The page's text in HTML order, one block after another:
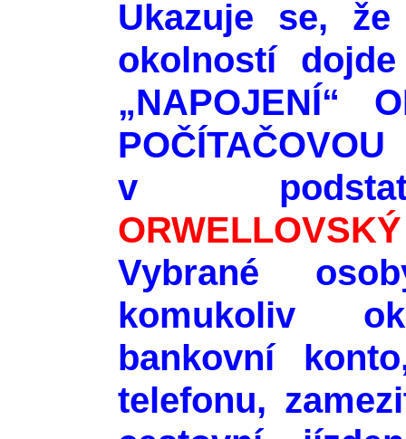
Ukazuje se,
okolností dojde
„NAPOJENÍ“
v
Vybrané
komukoliv
bankovní
telefonu,